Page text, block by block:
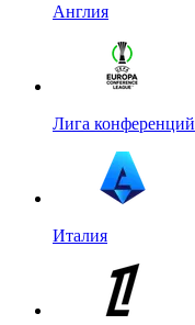
Англия
Лига конференций
Италия